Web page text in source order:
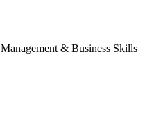
Management & Business Skills